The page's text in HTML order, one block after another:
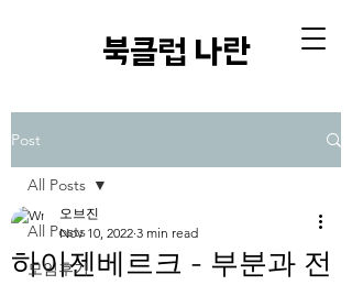
​북클럽 나란
Post
All Posts
모임후기
All Posts
하이젠베르크 - 부분과 전
오브진
Nov 10, 2022 3 min read